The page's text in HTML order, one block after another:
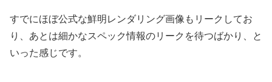
すでにほぼ公式な鮮明レンダリング画像もリークしてお
り、あとは細かなスペック情報のリークを待つばかり、と
いった感じです。